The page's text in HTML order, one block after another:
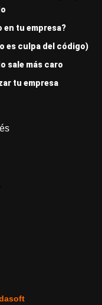
tu empresa?
es culpa del código)
sale más caro
tu empresa